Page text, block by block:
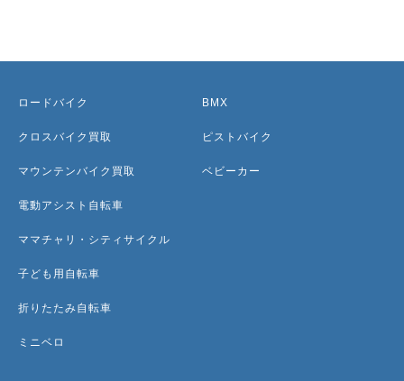
ロードバイク
クロスバイク買取
マウンテンバイク買取
電動アシスト自転車
ママチャリ・シティサイクル
子ども用自転車
折りたたみ自転車
ミニベロ
BMX
ピストバイク
ベビーカー